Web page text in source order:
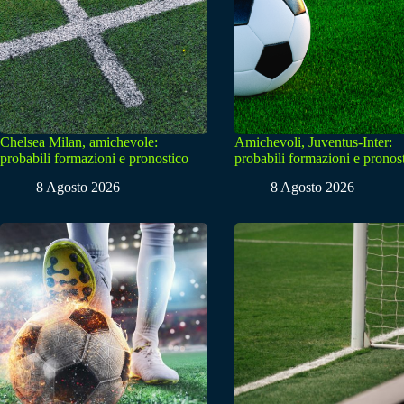
Chelsea Milan, amichevole:
probabili formazioni e pronostico
8 Agosto 2026
Amichevoli, Juventus-Inter:
probabili formazioni e
8 Agosto 2026